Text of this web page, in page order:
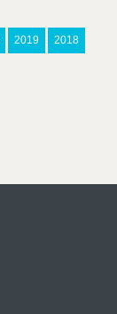
2019 2018